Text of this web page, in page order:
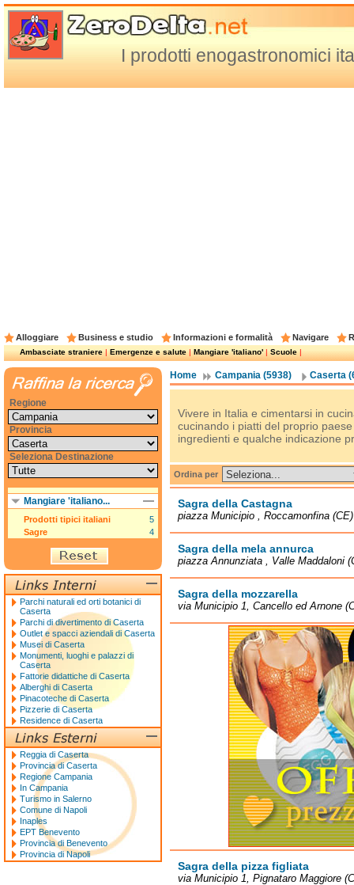
I prodotti enogastronomici
Alloggiare Business e studio Informazioni e formalità Navigare
Ambasciate straniere|Emergenze e salute|Mangiare 'italiano'|Scuole|
Home Campania (5938) Caserta
Vivere in Italia e cimentarsi in
cucinando i piatti del proprio
ingredienti e qualche indicazione
Ordina per
Sagra della Castagna
piazza Municipio , Roccamonfina (CE)
Sagra della mela annurca
piazza Annunziata , Valle Maddaloni
Sagra della mozzarella
via Municipio 1, Cancello ed Arnone
Sagra della pizza figliata
via Municipio 1, Pignataro Maggiore
Regione
Provincia
Seleziona Destinazione
Mangiare 'italiano...
Prodotti tipici italiani
5
Sagre
4
Parchi naturali ed orti botanici di
Caserta
Parchi di divertimento di Caserta
Outlet e spacci aziendali di Caserta
Musei di Caserta
Monumenti, luoghi e palazzi di
Caserta
Fattorie didattiche di Caserta
Alberghi di Caserta
Pinacoteche di Caserta
Pizzerie di Caserta
Residence di Caserta
Reggia di Caserta
Provincia di Caserta
Regione Campania
In Campania
Turismo in Salerno
Comune di Napoli
Inaples
EPT Benevento
Provincia di Benevento
Provincia di Napoli